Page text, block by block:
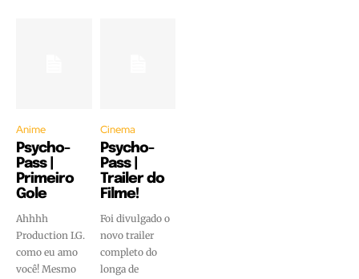
Anime
Psycho-
Pass |
Primeiro
Gole
Ahhhh
Production I.G.
como eu amo
você! Mesmo
Cinema
Psycho-
Pass |
Trailer do
Filme!
Foi divulgado o
novo trailer
completo do
longa de